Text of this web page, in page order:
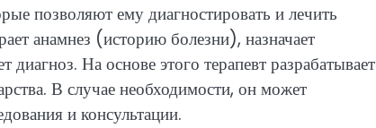
позволяют ему диагностировать и лечить
анамнез (историю болезни), назначает
диагноз. На основе этого терапевт разрабатывает
В случае необходимости, он может
и консультации.